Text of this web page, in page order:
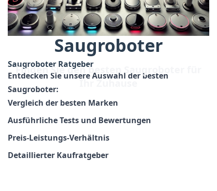
Saugroboter
Finden Sie den besten Saugroboter für
Saugroboter Ratgeber
Entdecken Sie unsere Auswahl der besten
Saugroboter:
Vergleich der besten Marken
Ausführliche Tests und Bewertungen
Preis-Leistungs-Verhältnis
Detaillierter Kaufratgeber